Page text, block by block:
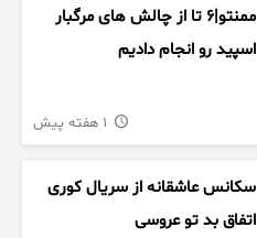
ممنتو|۶ تا از چالش های مرگبار
اسپید رو انجام دادیم
سکانس عاشقانه از سریال کوری
اتفاق بد تو عروسی